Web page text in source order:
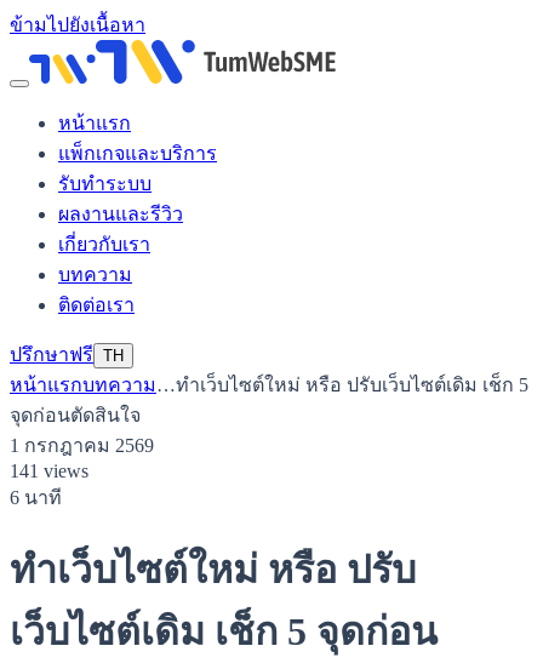
ข้ามไปยังเนื้อหา
หน้าแรก
แพ็กเกจและบริการ
รับทำระบบ
ผลงานและรีวิว
เกี่ยวกับเรา
บทความ
ติดต่อเรา
ปรึกษาฟรี TH
หน้าแรกบทความ…ทำเว็บไซต์ใหม่ หรือ ปรับเว็บไซต์เดิม เช็ก 5
จุดก่อนตัดสินใจ
1 กรกฎาคม 2569
141 views
6 นาที
ทำเว็บไซต์ใหม่ หรือ ปรับ
เว็บไซต์เดิม เช็ก 5 จุดก่อน